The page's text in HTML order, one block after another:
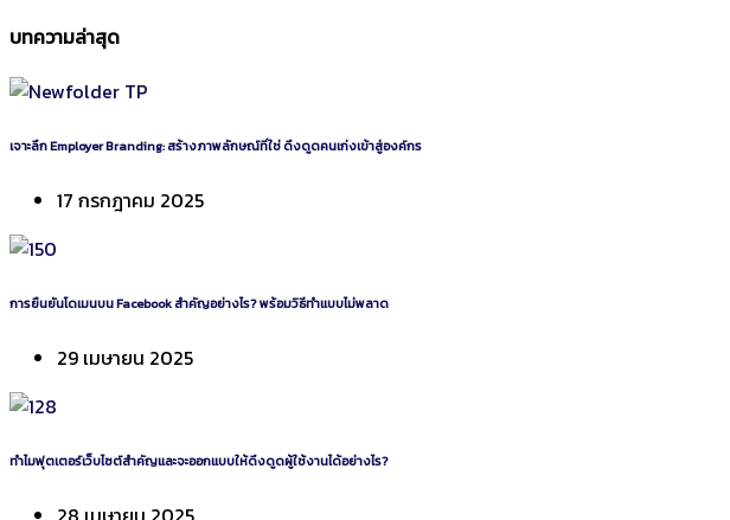
บทความล่าสุด
เจาะลึก Employer Branding: สร้างภาพลักษณ์ที่ใช่ ดึงดูดคนเก่งเข้าสู่องค์กร
17 กรกฎาคม 2025
การยืนยันโดเมนบน Facebook สำคัญอย่างไร? พร้อมวิธีทำแบบไม่พลาด
29 เมษายน 2025
ทำไมฟุตเตอร์เว็บไซต์สำคัญและจะออกแบบให้ดึงดูดผู้ใช้งานได้อย่างไร?